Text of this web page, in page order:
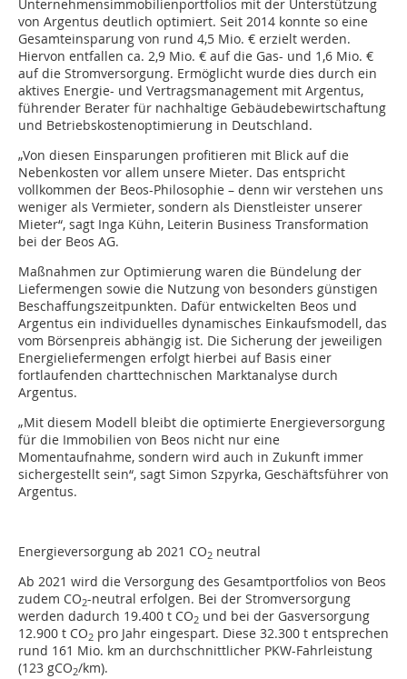
Unternehmensimmobilienportfolios mit der Unterstützung
von Argentus deutlich optimiert. Seit 2014 konnte so eine
Gesamteinsparung von rund 4,5 Mio. € erzielt werden.
Hiervon entfallen ca. 2,9 Mio. € auf die Gas- und 1,6 Mio. €
auf die Stromversorgung. Ermöglicht wurde dies durch ein
aktives Energie- und Vertragsmanagement mit Argentus,
führender Berater für nachhaltige Gebäudebewirtschaftung
und Betriebskostenoptimierung in Deutschland.
„Von diesen Einsparungen profitieren mit Blick auf die
Nebenkosten vor allem unsere Mieter. Das entspricht
vollkommen der Beos-Philosophie – denn wir verstehen uns
weniger als Vermieter, sondern als Dienstleister unserer
Mieter“, sagt Inga Kühn, Leiterin Business Transformation
bei der Beos AG.
Maßnahmen zur Optimierung waren die Bündelung der
Liefermengen sowie die Nutzung von besonders günstigen
Beschaffungszeitpunkten. Dafür entwickelten Beos und
Argentus ein individuelles dynamisches Einkaufsmodell, das
vom Börsenpreis abhängig ist. Die Sicherung der jeweiligen
Energieliefermengen erfolgt hierbei auf Basis einer
fortlaufenden charttechnischen Marktanalyse durch
Argentus.
„Mit diesem Modell bleibt die optimierte Energieversorgung
für die Immobilien von Beos nicht nur eine
Momentaufnahme, sondern wird auch in Zukunft immer
sichergestellt sein“, sagt Simon Szpyrka, Geschäftsführer von
Argentus.
Energieversorgung ab 2021 CO2 neutral
Ab 2021 wird die Versorgung des Gesamtportfolios von Beos
zudem CO2-neutral erfolgen. Bei der Stromversorgung
werden dadurch 19.400 t CO2 und bei der Gasversorgung
12.900 t CO2 pro Jahr eingespart. Diese 32.300 t entsprechen
rund 161 Mio. km an durchschnittlicher PKW-Fahrleistung
(123 gCO2/km).